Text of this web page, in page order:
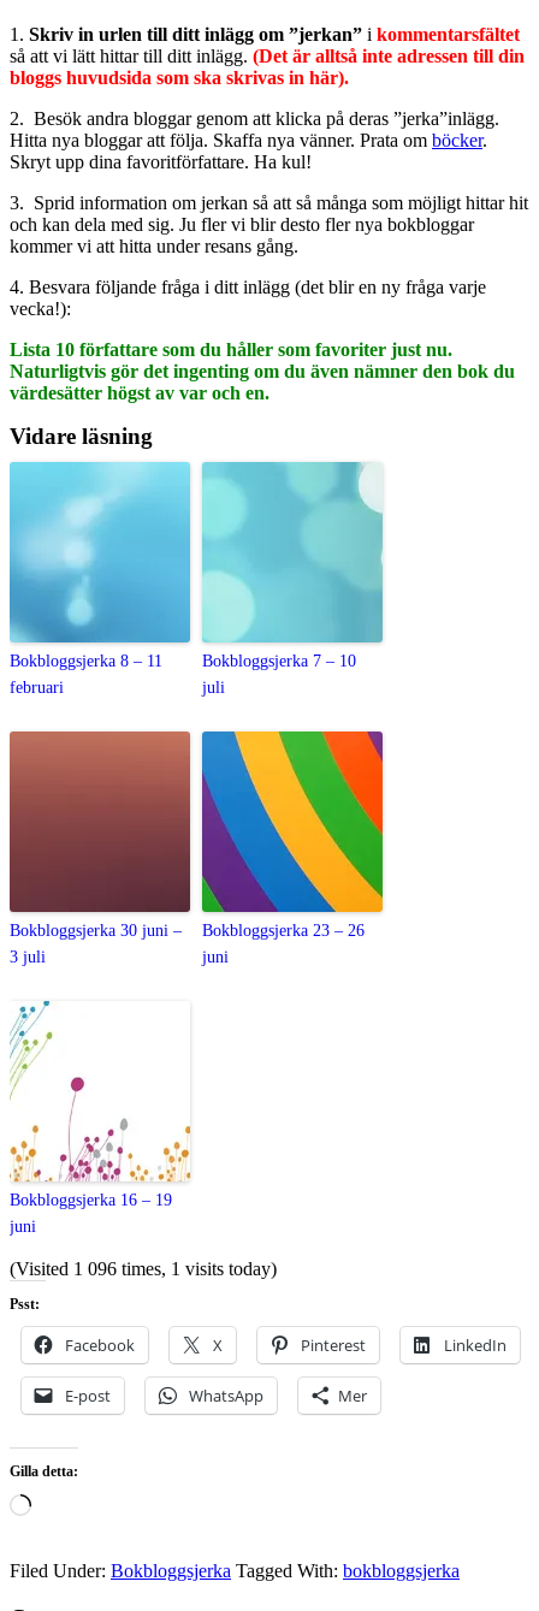
1. Skriv in urlen till ditt inlägg om ”jerkan” i kommentarsfältet
så att vi lätt hittar till ditt inlägg. (Det är alltså inte adressen till din
bloggs huvudsida som ska skrivas in här).
2. Besök andra bloggar genom att klicka på deras ”jerka”inlägg.
Hitta nya bloggar att följa. Skaffa nya vänner. Prata om böcker.
Skryt upp dina favoritförfattare. Ha kul!
3. Sprid information om jerkan så att så många som möjligt hittar hit
och kan dela med sig. Ju fler vi blir desto fler nya bokbloggar
kommer vi att hitta under resans gång.
4. Besvara följande fråga i ditt inlägg (det blir en ny fråga varje
vecka!):
Lista 10 författare som du håller som favoriter just nu.
Naturligtvis gör det ingenting om du även nämner den bok du
värdesätter högst av var och en.
Vidare läsning
Bokbloggsjerka 8 – 11
februari
Bokbloggsjerka 7 – 10
juli
Bokbloggsjerka 30 juni –
3 juli
Bokbloggsjerka 23 – 26
juni
Bokbloggsjerka 16 – 19
juni
(Visited 1 096 times, 1 visits today)
Psst:
Facebook X Pinterest LinkedIn
E-post WhatsApp Mer
Gilla detta:
Laddar
Filed Under: Bokbloggsjerka Tagged With: bokbloggsjerka